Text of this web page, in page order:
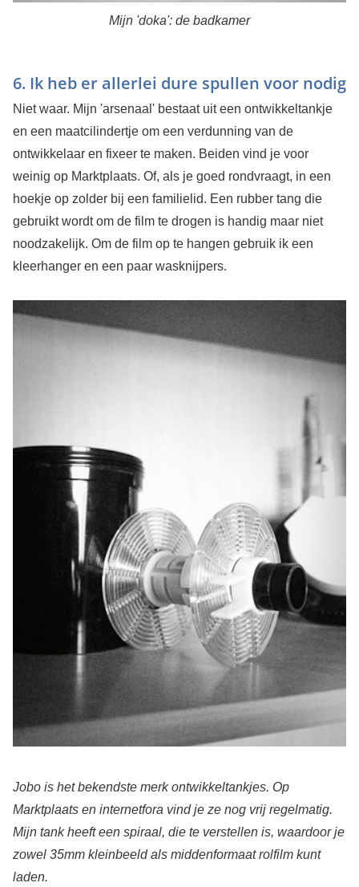
Mijn 'doka': de badkamer
6. Ik heb er allerlei dure spullen voor nodig
Niet waar. Mijn 'arsenaal' bestaat uit een ontwikkeltankje
en een maatcilindertje om een verdunning van de
ontwikkelaar en fixeer te maken. Beiden vind je voor
weinig op Marktplaats. Of, als je goed rondvraagt, in een
hoekje op zolder bij een familielid. Een rubber tang die
gebruikt wordt om de film te drogen is handig maar niet
noodzakelijk. Om de film op te hangen gebruik ik een
kleerhanger en een paar wasknijpers.
Jobo is het bekendste merk ontwikkeltankjes. Op
Marktplaats en internetfora vind je ze nog vrij regelmatig.
Mijn tank heeft een spiraal, die te verstellen is, waardoor je
zowel 35mm kleinbeeld als middenformaat rolfilm kunt
laden.